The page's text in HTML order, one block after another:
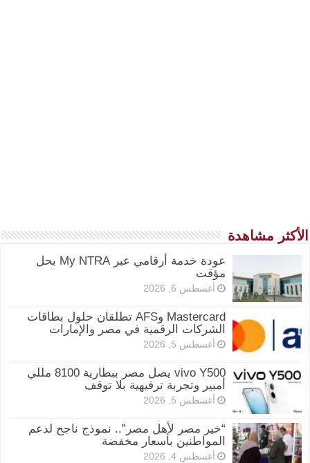
الأكثر مشاهدة
عودة خدمة أرقامي عبر My NTRA بحل
مؤقت
أغسطس 6, 2026
Mastercard وAFS تطلقان حلول بطاقات
الشركات الرقمية في مصر والإمارات
أغسطس 5, 2026
vivo Y500 يصل مصر ببطارية 8100 مللي
أمبير وتجربة ترفيهية بلا توقف
أغسطس 5, 2026
“خير مصر لأهل مصر”.. نموذج ناجح لدعم
المواطنين بأسعار مخفضة
أغسطس 4, 2026